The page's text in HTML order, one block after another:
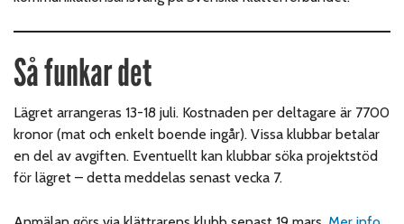
Så funkar det
Lägret arrangeras 13-18 juli. Kostnaden per deltagare är 7700
kronor (mat och enkelt boende ingår). Vissa klubbar betalar
en del av avgiften. Eventuellt kan klubbar söka projektstöd
för lägret – detta meddelas senast vecka 7.